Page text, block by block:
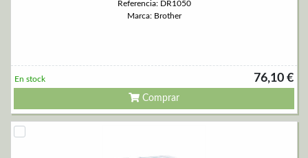
Referencia: DR1050
Marca: Brother
76,10 €
En stock
Comprar